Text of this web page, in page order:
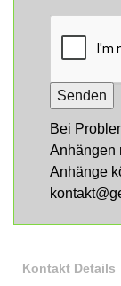
Bei
Anhängen
Anhänge
Kontakt Details